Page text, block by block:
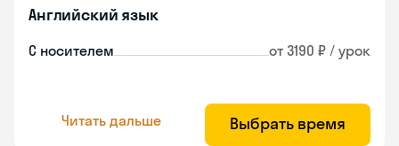
Английский язык
С носителем от 3190 ₽ / урок
Читать дальше Выбрать время